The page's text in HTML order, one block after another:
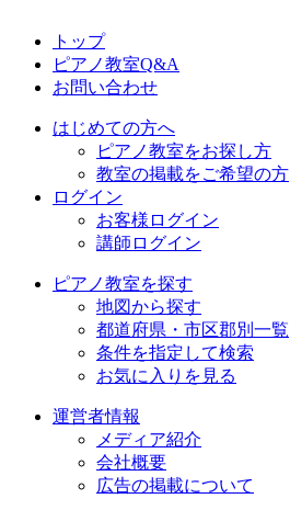
トップ
ピアノ教室Q&A
お問い合わせ
はじめての方へ
ピアノ教室をお探し方
教室の掲載をご希望の方
ログイン
お客様ログイン
講師ログイン
ピアノ教室を探す
地図から探す
都道府県・市区郡別一覧
条件を指定して検索
お気に入りを見る
運営者情報
メディア紹介
会社概要
広告の掲載について